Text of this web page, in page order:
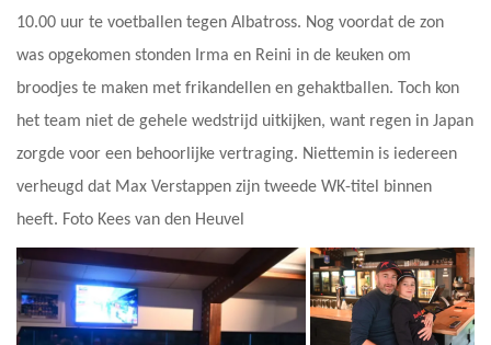
10.00 uur te voetballen tegen Albatross. Nog voordat de zon
was opgekomen stonden Irma en Reini in de keuken om
broodjes te maken met frikandellen en gehaktballen. Toch kon
het team niet de gehele wedstrijd uitkijken, want regen in Japan
zorgde voor een behoorlijke vertraging. Niettemin is iedereen
verheugd dat Max Verstappen zijn tweede WK-titel binnen
heeft. Foto Kees van den Heuvel